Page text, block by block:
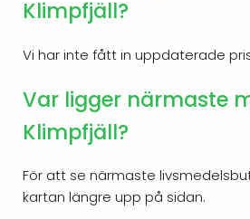
Klimpfjäll?
Vi har inte fått in uppdaterade
Var ligger närmaste
Klimpfjäll?
För att se närmaste
kartan längre upp på sidan.